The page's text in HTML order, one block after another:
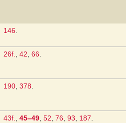
146
26f. 42 66
190 378
43f. 45–49 52 76 93 187